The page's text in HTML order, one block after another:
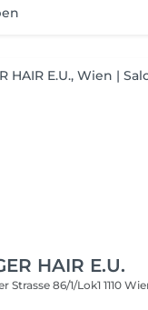
HAIR E.U.
Strasse 86/1/Lok11110